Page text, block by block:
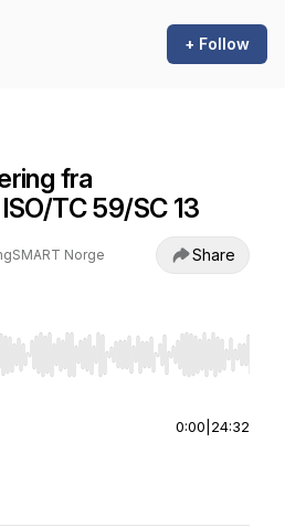
+ Follow
fra
TC 59/SC 13
Norge Share
to seek, Home/End to jump to
0:00 24:32